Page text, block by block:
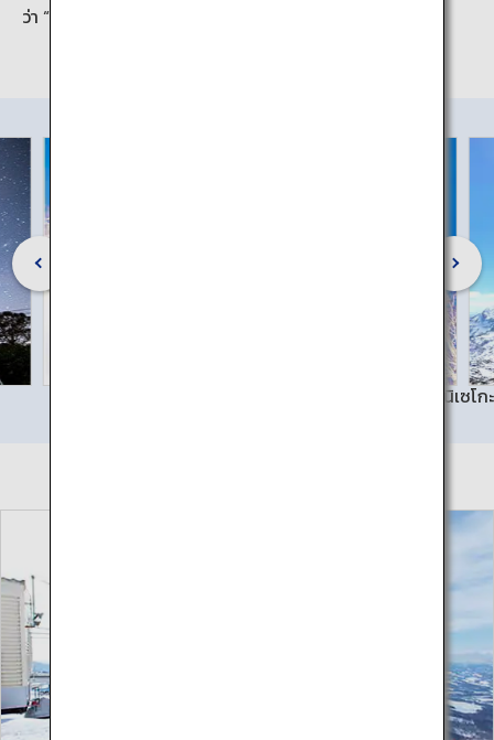
ว่า “หิมะแชมเปญ”
ภาพถ่ายโดย: สมาคมการท่องท่องเที่ยวรีสอร์ทนิเซโกะ